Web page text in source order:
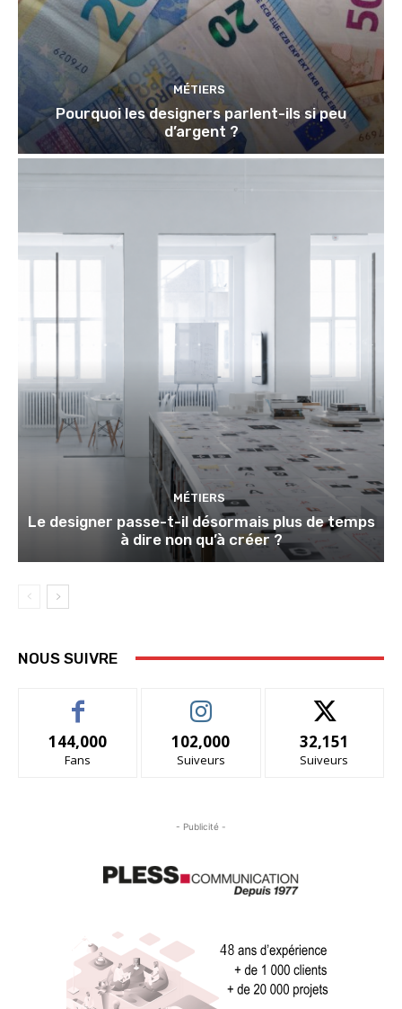
MÉTIERS
Pourquoi les designers parlent-ils si peu
d’argent ?
MÉTIERS
Le designer passe-t-il désormais plus de temps
à dire non qu’à créer ?
NOUS SUIVRE
144,000
Fans
102,000
Suiveurs
32,151
Suiveurs
- Publicité -